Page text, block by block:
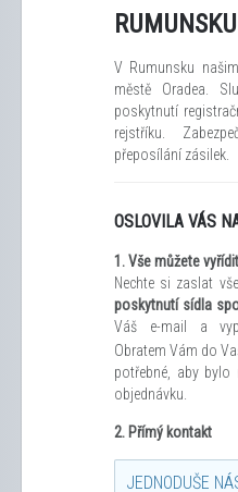
RUMUNSKU
V Rumunsku
městě Oradea.
poskytnutí
rejstříku.
přeposílání zásilek.
OSLOVILA VÁS
1.Vše můžete vyřídit
Nechte si zaslat
poskytnutí sídla
Váš e-mail a
Obratem Vám do
potřebné, aby bylo
objednávku.
2. Přímý kontakt
JEDNODUŠE